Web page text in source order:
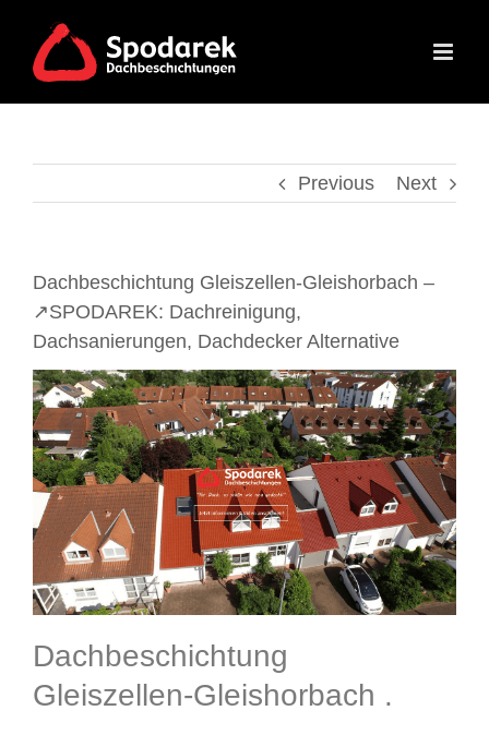
content
Previous Next
Dachbeschichtung Gleiszellen-Gleishorbach –
↗️SPODAREK: Dachreinigung,
Dachsanierungen, Dachdecker Alternative
Dachbeschichtung
Gleiszellen-Gleishorbach .